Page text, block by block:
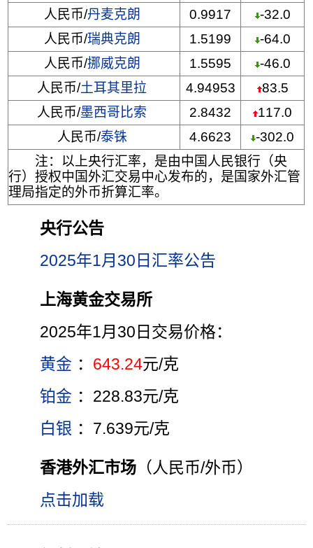
人民币/丹麦克朗 0.9917
-32.0
人民币/瑞典克朗 1.5199
-64.0
人民币/挪威克朗 1.5595
-46.0
人民币/土耳其里拉 4.94953
83.5
人民币/墨西哥比索 2.8432
117.0
人民币/泰铢 4.6623
-302.0
注：以上央行汇率，是由中国人民银行（央
行）授权中国外汇交易中心发布的，是国家外汇管
理局指定的外币折算汇率。
央行公告
2025年1月30日汇率公告
上海黄金交易所
2025年1月30日交易价格：
黄金 ： 643.24元/克
铂金 ：228.83元/克
白银 ：7.639元/克
香港外汇市场 （人民币/外币）
点击加载